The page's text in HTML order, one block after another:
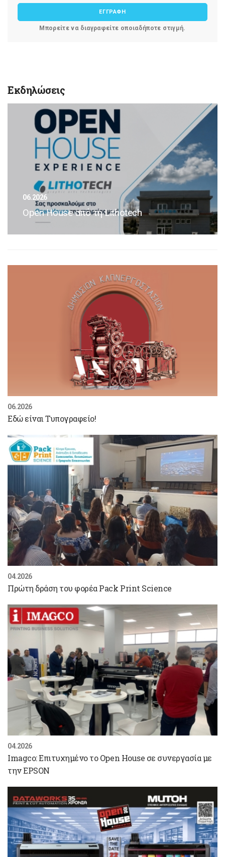
ΕΓΓΡΑΦΗ
Μπορείτε να διαγραφείτε οποιαδήποτε στιγμή.
Εκδηλώσεις
06.2026
Open House από τη Lithotech
06.2026
Εδώ είναι Τυπογραφείο!
04.2026
Πρώτη δράση του φορέα Pack Print Science
04.2026
Imagco: Επιτυχημένο το Open House σε συνεργασία με
την EPSON